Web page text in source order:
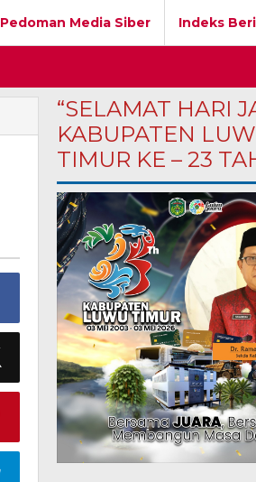
Pedoman Media Siber Indeks
“SELAMAT HARI
KABUPATEN
TIMUR KE – 23